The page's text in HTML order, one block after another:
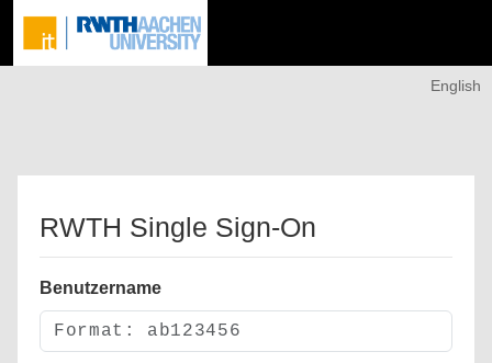
English
RWTH Single Sign-On
Benutzername